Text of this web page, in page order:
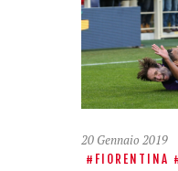
20 Gennaio 2019
FIORENTINA